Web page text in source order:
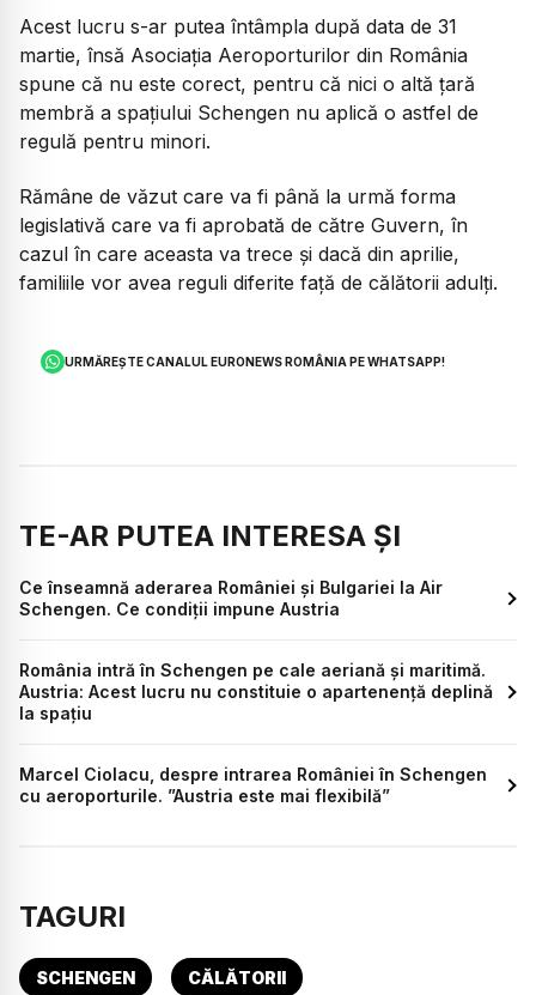
Acest lucru s-ar putea întâmpla după data de 31
martie, însă Asociația Aeroporturilor din România
spune că nu este corect, pentru că nici o altă țară
membră a spațiului Schengen nu aplică o astfel de
regulă pentru minori.
Rămâne de văzut care va fi până la urmă forma
legislativă care va fi aprobată de către Guvern, în
cazul în care aceasta va trece și dacă din aprilie,
familiile vor avea reguli diferite față de călătorii adulți.
URMĂREȘTE CANALUL EURONEWS ROMÂNIA PE WHATSAPP!
TE-AR PUTEA INTERESA ȘI
Ce înseamnă aderarea României și Bulgariei la Air
Schengen. Ce condiții impune Austria
România intră în Schengen pe cale aeriană și maritimă.
Austria: Acest lucru nu constituie o apartenenţă deplină
la spaţiu
Marcel Ciolacu, despre intrarea României în Schengen
cu aeroporturile. ”Austria este mai flexibilă”
TAGURI
SCHENGEN CĂLĂTORII